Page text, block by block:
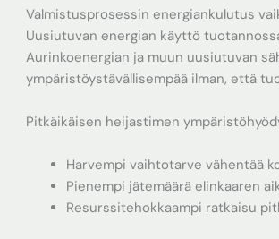
Valmistusprosessin energiankulutus
Uusiutuvan energian käyttö
Aurinkoenergian ja muun uusiutuvan
ympäristöystävällisempää ilman, että
Pitkäikäisen heijastimen
Harvempi vaihtotarve vähentää
Pienempi jätemäärä elinkaaren
Resurssitehokkaampi ratkaisu